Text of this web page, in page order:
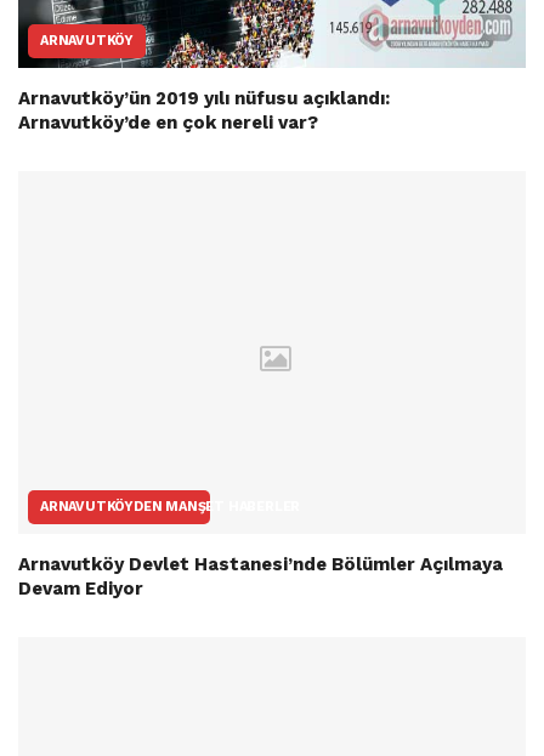
ARNAVUTKÖY
Arnavutköy’ün 2019 yılı nüfusu açıklandı:
Arnavutköy’de en çok nereli var?
ARNAVUTKÖYDEN MANŞET HABERLER
Arnavutköy Devlet Hastanesi’nde Bölümler Açılmaya
Devam Ediyor